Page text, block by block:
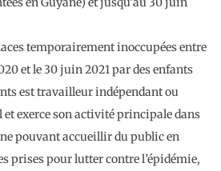
temporairement inoccupées entre
et le 30 juin 2021 par des enfants
est travailleur indépendant ou
exerce son activité principale dans
pouvant accueillir du public en
prises pour lutter contre l’épidémie,